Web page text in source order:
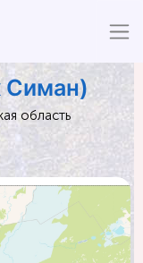
Симан)
область